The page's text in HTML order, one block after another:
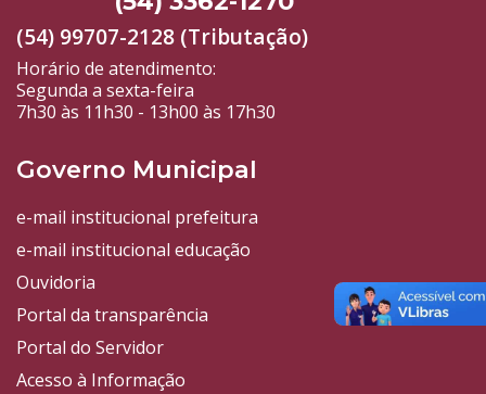
(54) 99707-2128 (Tributação)
Horário de atendimento:
Segunda a sexta-feira
7h30 às 11h30 - 13h00 às 17h30
Governo Municipal
e-mail institucional prefeitura
e-mail institucional educação
Ouvidoria
Portal da transparência
Portal do Servidor
Acesso à Informação